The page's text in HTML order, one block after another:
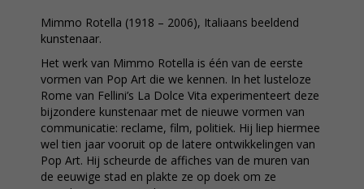
Mimmo Rotella (1918 – 2006), Italiaans beeldend
kunstenaar.
Het werk van Mimmo Rotella is één van de eerste
vormen van Pop Art die we kennen. In het lusteloze
Rome van Fellini’s La Dolce Vita experimenteert deze
bijzondere kunstenaar met de nieuwe vormen van
communicatie: reclame, film, politiek. Hij liep hiermee
wel tien jaar vooruit op de latere ontwikkelingen van
Pop Art. Hij scheurde de affiches van de muren van
de eeuwige stad en plakte ze op doek om ze